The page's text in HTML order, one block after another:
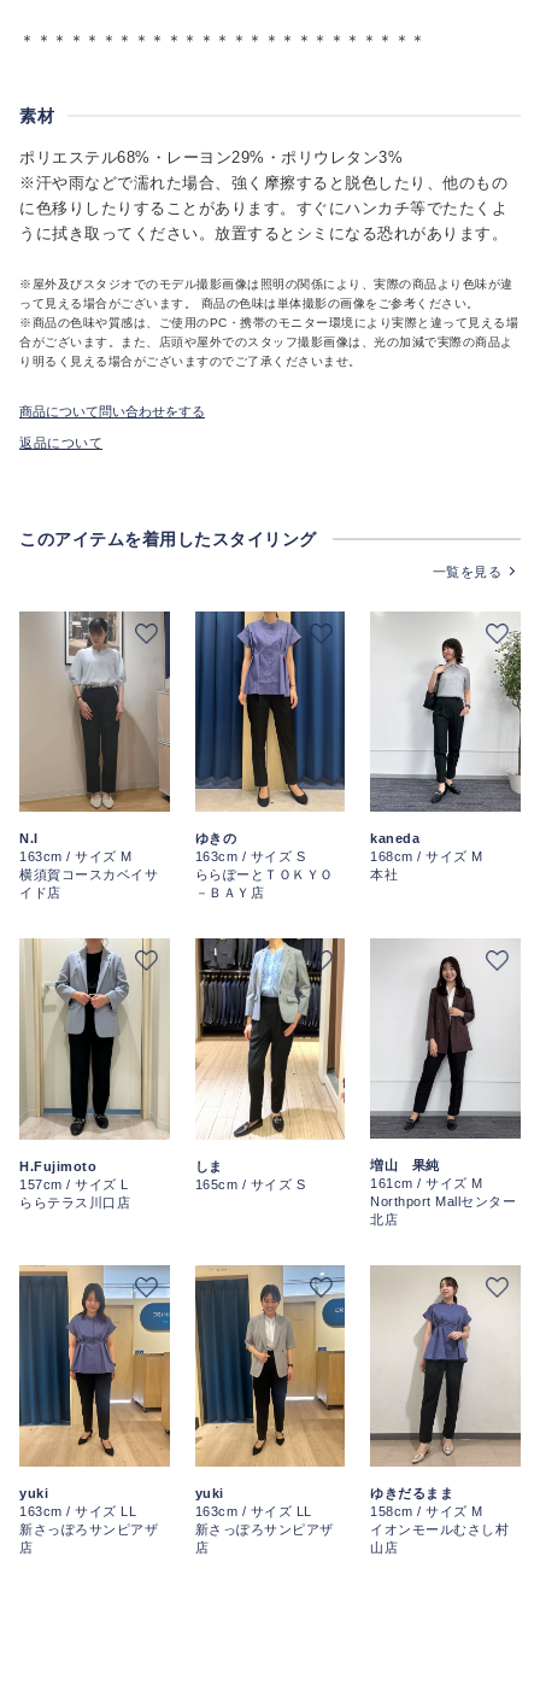
＊＊＊＊＊＊＊＊＊＊＊＊＊＊＊＊＊＊＊＊＊＊＊＊＊
素材
ポリエステル68%・レーヨン29%・ポリウレタン3%
※汗や雨などで濡れた場合、強く摩擦すると脱色したり、他のもの
に色移りしたりすることがあります。すぐにハンカチ等でたたくよ
うに拭き取ってください。放置するとシミになる恐れがあります。
※屋外及びスタジオでのモデル撮影画像は照明の関係により、実際の商品より色味が違
って見える場合がございます。 商品の色味は単体撮影の画像をご参考ください。
※商品の色味や質感は、ご使用のPC・携帯のモニター環境により実際と違って見える場
合がございます。また、店頭や屋外でのスタッフ撮影画像は、光の加減で実際の商品よ
り明るく見える場合がございますのでご了承くださいませ。
商品について問い合わせをする
返品について
このアイテムを着用したスタイリング
一覧を見る
N.I
163cm / サイズ M
横須賀コースカベイサ
イド店
ゆきの
163cm / サイズ S
ららぽーとＴＯＫＹＯ
－ＢＡＹ店
kaneda
168cm / サイズ M
本社
H.Fujimoto
157cm / サイズ L
ららテラス川口店
しま
165cm / サイズ S
増山 果純
161cm / サイズ M
Northport Mallセンター
北店
yuki
163cm / サイズ LL
新さっぽろサンピアザ
店
yuki
163cm / サイズ LL
新さっぽろサンピアザ
店
ゆきだるまま
158cm / サイズ M
イオンモールむさし村
山店